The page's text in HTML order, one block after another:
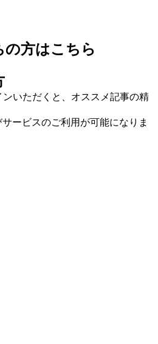
の方はこちら
いただくと、オススメ記事の精
ービスのご利用が可能になりま